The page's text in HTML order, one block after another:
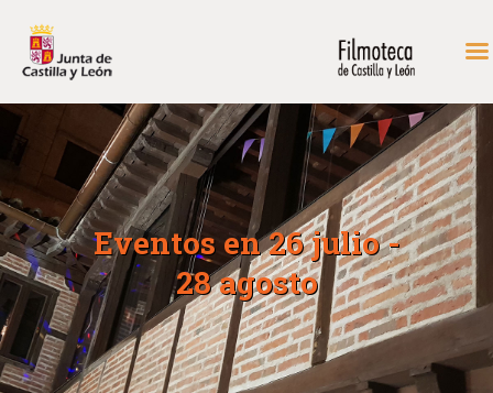
Eventos en 26 julio -
28 agosto
INICIO
FONDOS DE CONSULTA
PROGRAMACIÓN
EXPOSICIONES
DIDÁCTICA
RODAR EN CASTILLA Y
LEÓN
MÁS…